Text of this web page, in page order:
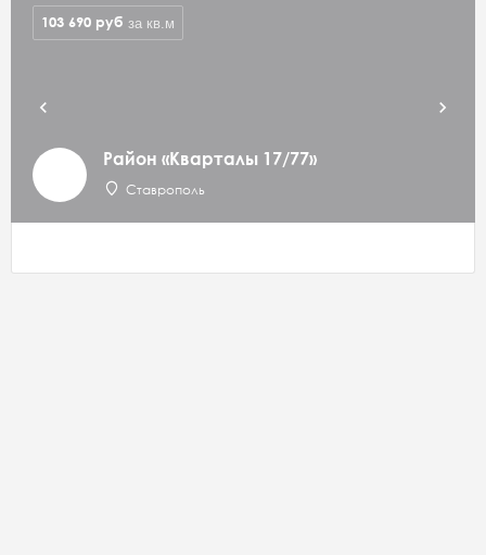
Район «Кварталы 17/77»
Ставрополь
103 690 руб за кв.м